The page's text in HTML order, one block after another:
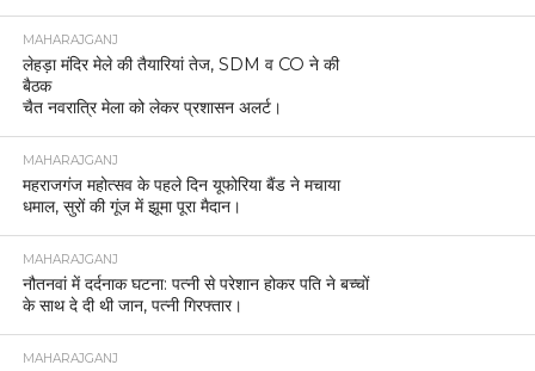
MAHARAJGANJ
लेहड़ा मंदिर मेले की तैयारियां तेज, SDM व CO ने की
बैठक
चैत नवरात्रि मेला को लेकर प्रशासन अलर्ट।
MAHARAJGANJ
महराजगंज महोत्सव के पहले दिन यूफोरिया बैंड ने मचाया
धमाल, सुरों की गूंज में झूमा पूरा मैदान।
MAHARAJGANJ
नौतनवां में दर्दनाक घटना: पत्नी से परेशान होकर पति ने बच्चों
के साथ दे दी थी जान, पत्नी गिरफ्तार।
MAHARAJGANJ